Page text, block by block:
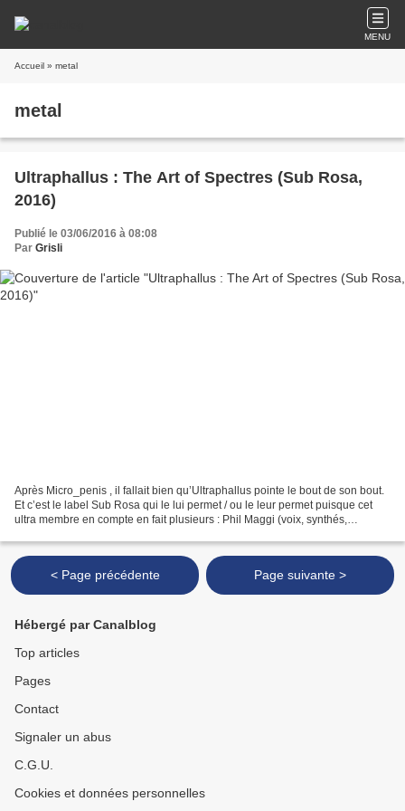
MENU
Accueil » metal
metal
Ultraphallus : The Art of Spectres (Sub Rosa,
2016)
Publié le 03/06/2016 à 08:08
Par Grisli
Après Micro_penis , il fallait bien qu’Ultraphallus pointe le bout de son bout.
Et c’est le label Sub Rosa qui le lui permet / ou le leur permet puisque cet
ultra membre en compte en fait plusieurs : Phil Maggi (voix, synthés,
< Page précédente Page suivante >
Hébergé par Canalblog
Top articles
Pages
Contact
Signaler un abus
C.G.U.
Cookies et données personnelles